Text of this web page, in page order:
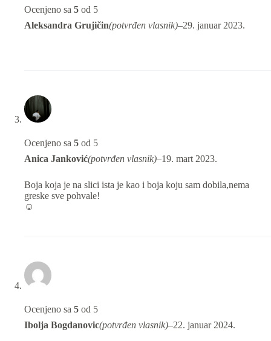
Ocenjeno sa 5 od 5
Aleksandra Grujičin(potvrđen vlasnik)–29. januar 2023.
Ocenjeno sa 5 od 5
Anica Janković(potvrđen vlasnik)–19. mart 2023.
Boja koja je na slici ista je kao i boja koju sam dobila,nema
greske sve pohvale!
☺️
Ocenjeno sa 5 od 5
Ibolja Bogdanovic(potvrđen vlasnik)–22. januar 2024.